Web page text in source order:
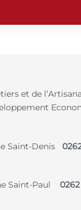
et de
Saint-Denis
Saint-Paul